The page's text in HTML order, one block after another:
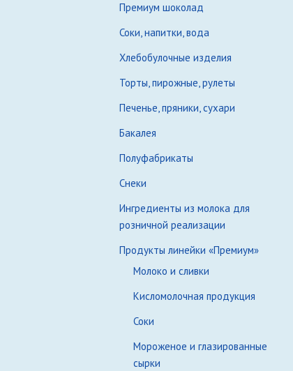
Премиум шоколад
Соки, напитки, вода
Хлебобулочные изделия
Торты, пирожные, рулеты
Печенье, пряники, сухари
Бакалея
Полуфабрикаты
Снеки
Ингредиенты из молока для
розничной реализации
Продукты линейки «Премиум»
Молоко и сливки
Кисломолочная продукция
Соки
Мороженое и глазированные
сырки